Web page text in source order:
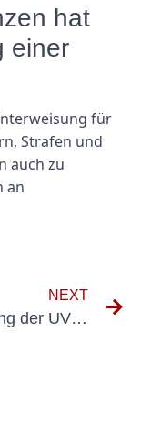
hat
einer
für
Strafen und
auch zu
an
NEXT
Einhaltung der UVV-BGV-D8-Standards: Ein Leitfaden für Unternehmen